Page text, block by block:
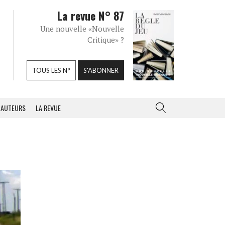
La revue N° 87
Une nouvelle «Nouvelle
Critique» ?
TOUS LES N° S'ABONNER
AUTEURS LA REVUE